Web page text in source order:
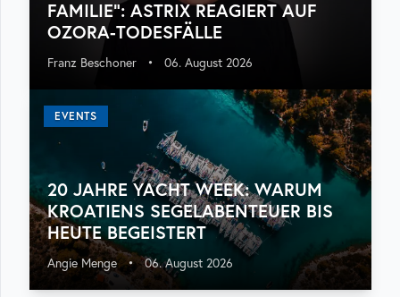
FAMILIE“: ASTRIX REAGIERT AUF
OZORA-TODESFÄLLE
Franz Beschoner • 06. August 2026
EVENTS
20 JAHRE YACHT WEEK: WARUM
KROATIENS SEGELABENTEUER BIS
HEUTE BEGEISTERT
Angie Menge • 06. August 2026